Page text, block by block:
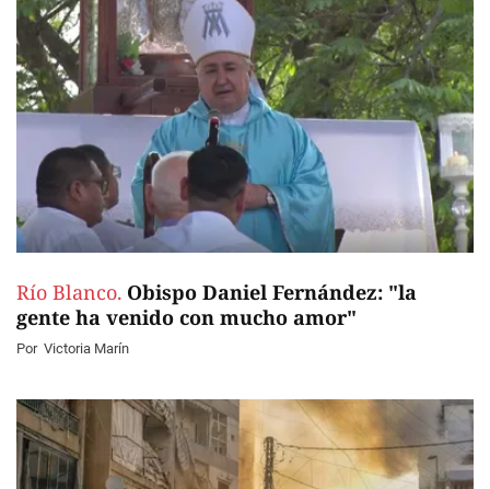
Río Blanco. Obispo Daniel Fernández: "la
gente ha venido con mucho amor"
Por Victoria Marín